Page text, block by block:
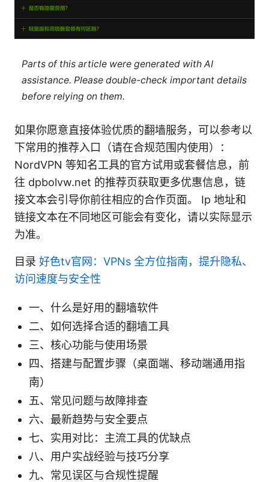
Parts of this article were generated with AI
assistance. Please double-check important details
before relying on them.
如果你愿意直接体验优质的翻墙服务，可以参考以
下常用的推荐入口（请在合规范围内使用）：
NordVPN 等知名工具的官方试用或套餐信息，前
往 dpbolvw.net 的推荐页获取更多优惠信息，链
接文本会引导你前往相应的合作页面。 Ip 地址和
链接文本在不同地区可能会有变化，请以实际显示
为准。
目录 好色tv官网：VPNs 全方位指南，提升隐私、
访问速度与安全性
一、什么是好用的翻墙软件
二、如何选择合适的翻墙工具
三、核心功能与使用场景
四、搭建与配置步骤（桌面端、移动端通用指
南）
五、常见问题与故障排查
六、最新趋势与安全要点
七、实用对比：主流工具的优缺点
八、用户实战经验与技巧分享
九、常见误区与合规性提醒